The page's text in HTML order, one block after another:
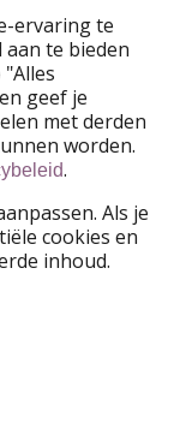
ervaring te
te bieden
geef je
met derden
worden.
.
Als je
cookies en
inhoud.